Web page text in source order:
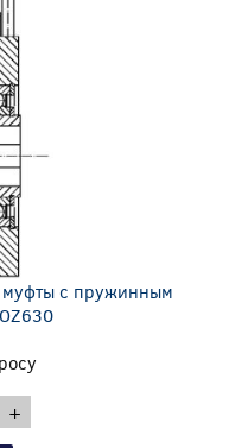
муфты с пружинным
+